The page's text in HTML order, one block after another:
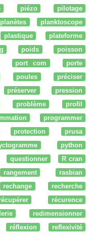
piézo
pilotage
planètes
planktoscope
plastique
plateforme
poids
poisson
port com
porte
poules
préciser
préserver
pression
problème
profil
programmer
protection
prusa
python
questionner
R cran
rangement
rasbian
rechange
recherche
récurence
redimensionner
réflexion
reflexivité